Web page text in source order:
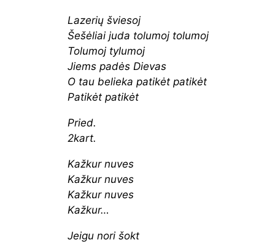
Lazerių šviesoj
Šešėliai juda tolumoj tolumoj
Tolumoj tylumoj
Jiems padės Dievas
O tau belieka patikėt patikėt
Patikėt patikėt
Pried.
2kart.
Kažkur nuves
Kažkur nuves
Kažkur nuves
Kažkur…
Jeigu nori šokt